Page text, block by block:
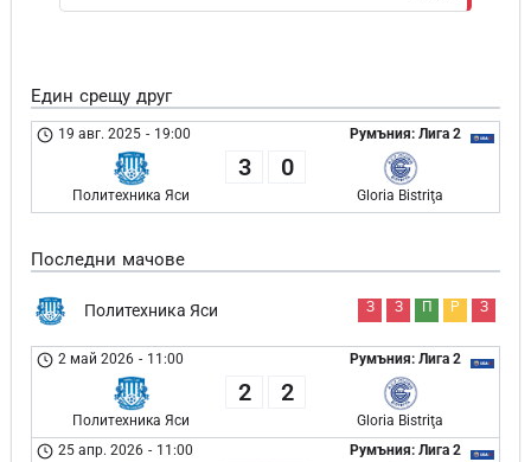
Един срещу друг
Румъния: Лига 2
19 авг. 2025 - 19:00
Политехника Яси
3 0
Gloria Bistriţa
Последни мачове
Политехника Яси З З П Р З
Румъния: Лига 2
2 май 2026 - 11:00
Политехника Яси
2 2
Gloria Bistriţa
Румъния: Лига 2
25 апр. 2026 - 11:00